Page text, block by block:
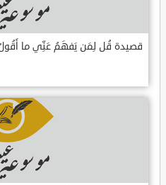
قصيدة قُل لِمَن يَفهَمُ عَنِّي ما أَقُولُ